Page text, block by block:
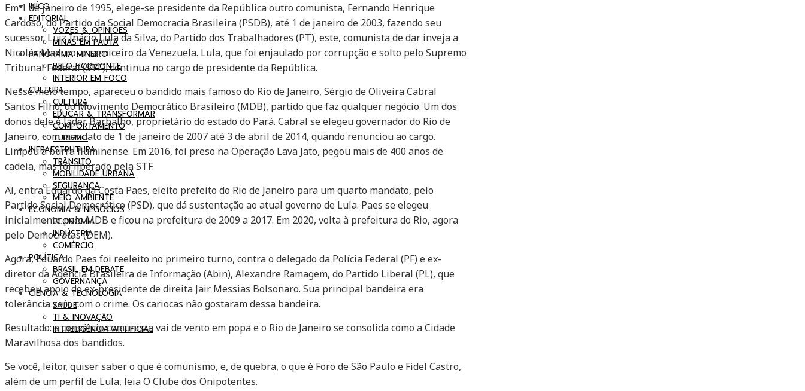
INÍCO
EDITORIAL
VOZES & OPINIÕES
MINAS EM PAUTA
PANORAMA MINEIRO
BELO HORIZONTE
INTERIOR EM FOCO
CULTURA
CULTURA
EDUCAR & TRANSFORMAR
COMPORTAMENTO
TURISMO
INFRAESTRUTURA
TRÂNSITO
MOBILIDADE URBANA
SEGURANÇA
MEIO AMBIENTE
ECONOMIA & NEGÓCIOS
ECONOMIA
INDÚSTRIA
COMÉRCIO
POLÍTICA
BRASIL EM DEBATE
GOVERNANÇA
CIÊNCIA & TECNOLOGIA
SAÚDE
TI & INOVAÇÃO
INTRELIGÊNCIA ARTIFICIAL
Em 1 de janeiro de 1995, elege-se presidente da República outro comunista, Fernando Henrique
Cardoso, do Partido da Social Democracia Brasileira (PSDB), até 1 de janeiro de 2003, fazendo seu
sucessor, Luiz Inácio Lula da Silva, do Partido dos Trabalhadores (PT), este, comunista de dar inveja a
Nicolás Maduro, o carniceiro da Venezuela. Lula, que foi enjaulado por corrupção e solto pelo Supremo
Tribunal Federal (STF), continua no cargo de presidente da República.
Nesse meio tempo, apareceu o bandido mais famoso do Rio de Janeiro, Sérgio de Oliveira Cabral
Santos Filho, do Movimento Democrático Brasileiro (MDB), partido que faz qualquer negócio. Um dos
donos dele é Jader Barbalho, proprietário do estado do Pará. Cabral se elegeu governador do Rio de
Janeiro, com mandato de 1 de janeiro de 2007 até 3 de abril de 2014, quando renunciou ao cargo.
Limpou a burra fluminense. Em 2016, foi preso na Operação Lava Jato, pegou mais de 400 anos de
cadeia, mas foi liberado pela STF.
Aí, entra Eduardo da Costa Paes, eleito prefeito do Rio de Janeiro para um quarto mandato, pelo
Partido Social Democrático (PSD), que dá sustentação ao atual governo de Lula. Paes se elegeu
inicialmente pelo MDB e ficou na prefeitura de 2009 a 2017. Em 2020, volta à prefeitura do Rio, agora
pelo Democratas (DEM).
Agora, Eduardo Paes foi reeleito no primeiro turno, contra o delegado da Polícia Federal (PF) e ex-
diretor da Agência Brasileira de Informação (Abin), Alexandre Ramagem, do Partido Liberal (PL), que
recebeu apoio do ex-presidente de direita Jair Messias Bolsonaro. Sua principal bandeira era
tolerância zero com o crime. Os cariocas não gostaram dessa bandeira.
Resultado: o consórcio comunista vai de vento em popa e o Rio de Janeiro se consolida como a Cidade
Maravilhosa dos bandidos.
Se você, leitor, quiser saber o que é comunismo, e, de quebra, o que é Foro de São Paulo e Fidel Castro,
além de um perfil de Lula, leia O Clube dos Onipotentes.